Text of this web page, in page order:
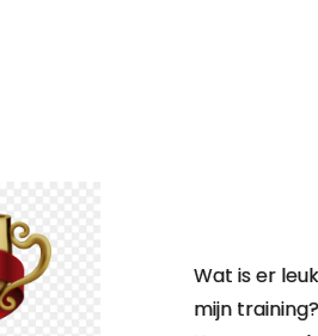
Wat is er
mijn